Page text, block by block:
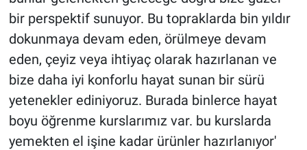
bir perspektif sunuyor. Bu topraklarda bin yıldır
dokunmaya devam eden, örülmeye devam
eden, çeyiz veya ihtiyaç olarak hazırlanan ve
bize daha iyi konforlu hayat sunan bir sürü
yetenekler ediniyoruz. Burada binlerce hayat
boyu öğrenme kurslarımız var. bu kurslarda
yemekten el işine kadar ürünler hazırlanıyor'